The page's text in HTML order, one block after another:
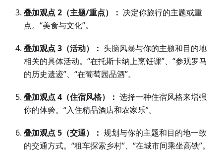
叠加观点 2（主题/重点）： 决定你旅行的主题或重
点。“美食与文化”。
叠加观点 3（活动）： 头脑风暴与你的主题和目的地
相关的具体活动。“在托斯卡纳上烹饪课”、“参观罗马
的历史遗迹”、“在葡萄园品酒”。
叠加观点 4（住宿风格）： 选择一种住宿风格来增强
你的体验。“入住精品酒店和农家乐”。
叠加观点 5（交通）： 规划与你的主题和目的地一致
的交通方式。“租车探索乡村”、“在城市间乘坐高铁”。